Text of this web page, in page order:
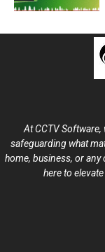
At CCTV
safeguarding what
home, business, or
here to